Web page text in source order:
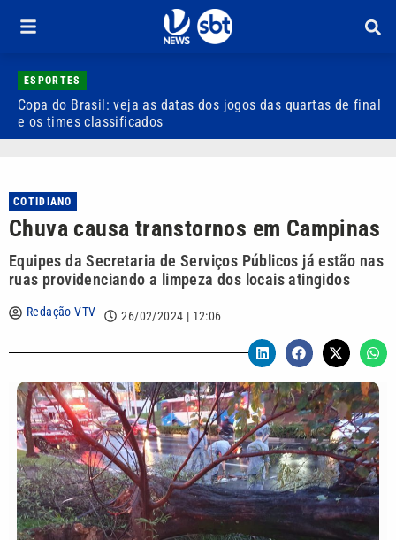
ESPORTES
Copa do Brasil: veja as datas dos jogos das quartas de final
e os times classificados
COTIDIANO
Chuva causa transtornos em Campinas
Equipes da Secretaria de Serviços Públicos já estão nas
ruas providenciando a limpeza dos locais atingidos
Redação VTV 26/02/2024 | 12:06